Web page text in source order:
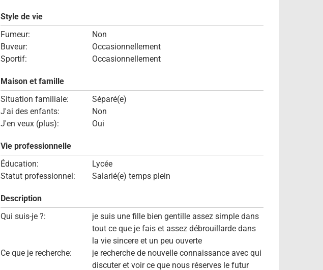
Style de vie
Fumeur:
Non
Buveur:
Occasionnellement
Sportif:
Occasionnellement
Maison et famille
Situation familiale:
Séparé(e)
J'ai des enfants:
Non
J'en veux (plus):
Oui
Vie professionnelle
Éducation:
Lycée
Statut professionnel:
Salarié(e) temps plein
Description
Qui suis-je ?:
je suis une fille bien gentille assez simple dans
tout ce que je fais et assez débrouillarde dans
la vie sincere et un peu ouverte
Ce que je recherche:
je recherche de nouvelle connaissance avec qui
discuter et voir ce que nous réserves le futur